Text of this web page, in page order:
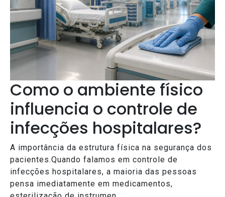
Como o ambiente físico
influencia o controle de
infecções hospitalares?
A importância da estrutura física na segurança dos
pacientes.Quando falamos em controle de
infecções hospitalares, a maioria das pessoas
pensa imediatamente em medicamentos,